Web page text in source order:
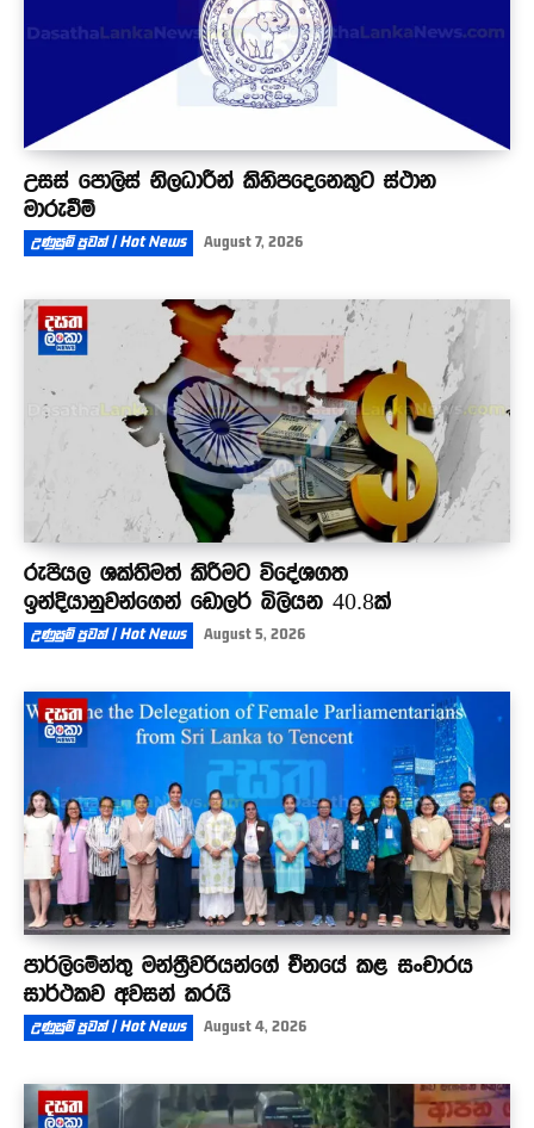
උසස් පොලිස් නිලධාරීන් කිහිපදෙනෙකුට ස්ථාන
මාරුවීම්
උණුසුම් පුවත් | Hot News August 7, 2026
රුපියල ශක්තිමත් කිරීමට විදේශගත
ඉන්දියානුවන්ගෙන් ඩොලර් බිලියන 40.8ක්
උණුසුම් පුවත් | Hot News August 5, 2026
පාර්ලිමේන්තු මන්ත්‍රීවරියන්ගේ චීනයේ කළ සංචාරය
සාර්ථකව අවසන් කරයි
උණුසුම් පුවත් | Hot News August 4, 2026